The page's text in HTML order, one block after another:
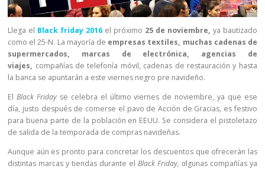
Llega el Black friday 2016 el próximo 25 de noviembre, ya bautizado
como el 25-N. La mayoría de empresas textiles, muchas cadenas de
supermercados, marcas de electrónica, agencias de
viajes, compañías de telefonía móvil, cadenas de restauración y hasta
la banca se apuntarán a este viernes negro pre navideño.
ElBlack Fridayse celebra el último viernes de noviembre, ya que ese
día, justo después de comerse el pavo de Acción de Gracias, es festivo
para buena parte de la población en EEUU. Se considera el pistoletazo
de salida de la temporada de compras navideñas.
Aunque aún es pronto para concretar los descuentos que ofrecerán las
distintas marcas y tiendas durante el Black Friday, algunas compañías ya